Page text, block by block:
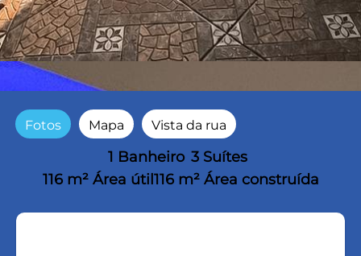
Fotos Mapa Vista da rua
1 Banheiro 3 Suítes
116 m² Área útil116 m² Área construída